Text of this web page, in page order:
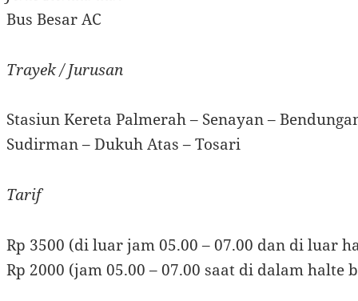
Bus Besar AC
Trayek / Jurusan
Stasiun Kereta Palmerah – Senayan –
Sudirman – Dukuh Atas – Tosari
Tarif
Rp 3500 (di luar jam 05.00 – 07.00 dan di luar
Rp 2000 (jam 05.00 – 07.00 saat di dalam halte